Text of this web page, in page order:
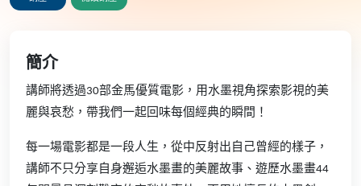
簡介
講師將透過30部金馬優質電影，用水墨視角探索影視的美
麗與哀愁，帶我們一起回味每個經典的瞬間！
每一場電影都是一段人生，從中反射出自己曾經的樣子，
講師不只分享自身邂逅水墨畫的美麗故事、遊歷水墨畫44